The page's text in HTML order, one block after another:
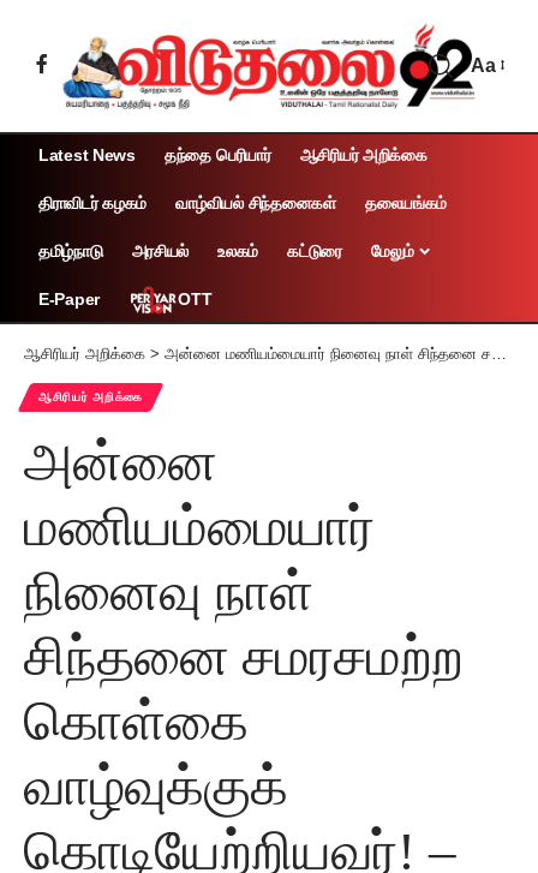
Aa
Latest News தந்தை பெரியார் ஆசிரியர் அறிக்கை
திராவிடர் கழகம் வாழ்வியல் சிந்தனைகள் தலையங்கம்
தமிழ்நாடு அரசியல் உலகம் கட்டுரை மேலும்
E-Paper OTT
ஆசிரியர் அறிக்கை > அன்னை மணியம்மையார் நினைவு நாள் சிந்தனை சமரசமற்ற கொள்கை வாழ்வுக்குக் கொடியேற்றியவர்! – ஆசிரியர் கி.வீரமணி
ஆசிரியர் அறிக்கை
அன்னை
மணியம்மையார்
நினைவு நாள்
சிந்தனை சமரசமற்ற
கொள்கை
வாழ்வுக்குக்
கொடியேற்றியவர்! –